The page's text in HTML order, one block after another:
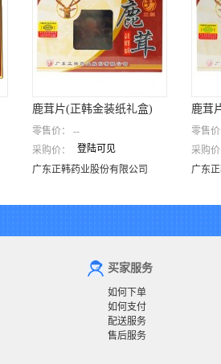
鹿茸片(正韩金装纸礼盒)
广东正韩药业股份有限公司
鹿茸片(正韩金装纸礼盒)
零售价：
--
采购价：
登陆可见
广东正韩药业股份有限公司
鹿茸
广东
鹿茸
零售
采购
广东
买家服务
如何下单
如何支付
配送服务
售后服务